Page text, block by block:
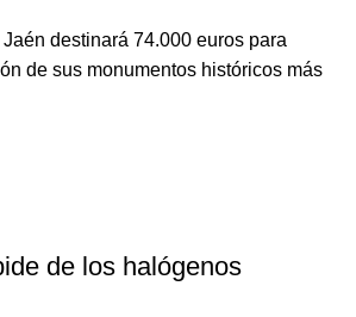
destinará 74.000 euros para
de sus monumentos históricos más
de los halógenos